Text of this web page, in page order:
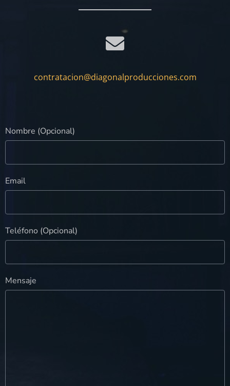
contratacion@diagonalproducciones.com
Nombre (Opcional)
Email
Teléfono (Opcional)
Mensaje